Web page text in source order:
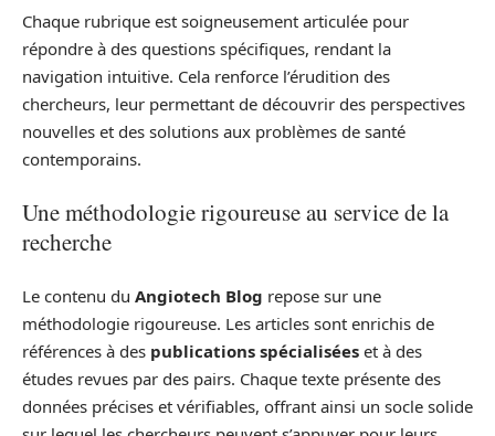
Chaque rubrique est soigneusement articulée pour
répondre à des questions spécifiques, rendant la
navigation intuitive. Cela renforce l’érudition des
chercheurs, leur permettant de découvrir des perspectives
nouvelles et des solutions aux problèmes de santé
contemporains.
Une méthodologie rigoureuse au service de la
recherche
Le contenu du Angiotech Blog repose sur une
méthodologie rigoureuse. Les articles sont enrichis de
références à des publications spécialisées et à des
études revues par des pairs. Chaque texte présente des
données précises et vérifiables, offrant ainsi un socle solide